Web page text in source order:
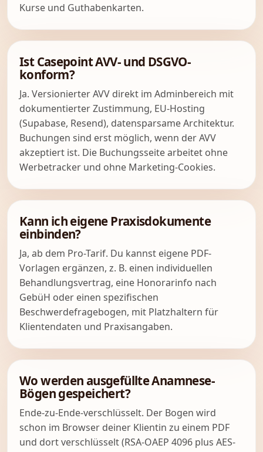
Kurse und Guthabenkarten.
Ist Casepoint AVV- und DSGVO-
konform?
Ja. Versionierter AVV direkt im Adminbereich mit
dokumentierter Zustimmung, EU-Hosting
(Supabase, Resend), datensparsame Architektur.
Buchungen sind erst möglich, wenn der AVV
akzeptiert ist. Die Buchungsseite arbeitet ohne
Werbetracker und ohne Marketing-Cookies.
Kann ich eigene Praxisdokumente
einbinden?
Ja, ab dem Pro-Tarif. Du kannst eigene PDF-
Vorlagen ergänzen, z. B. einen individuellen
Behandlungsvertrag, eine Honorarinfo nach
GebüH oder einen spezifischen
Beschwerdefragebogen, mit Platzhaltern für
Klientendaten und Praxisangaben.
Wo werden ausgefüllte Anamnese-
Bögen gespeichert?
Ende-zu-Ende-verschlüsselt. Der Bogen wird
schon im Browser deiner Klientin zu einem PDF
und dort verschlüsselt (RSA-OAEP 4096 plus AES-